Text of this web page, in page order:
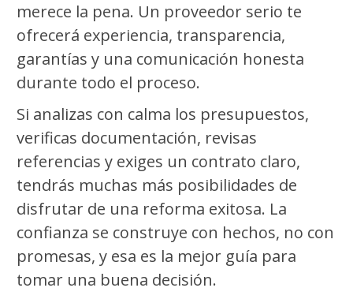
merece la pena. Un proveedor serio te
ofrecerá experiencia, transparencia,
garantías y una comunicación honesta
durante todo el proceso.
Si analizas con calma los presupuestos,
verificas documentación, revisas
referencias y exiges un contrato claro,
tendrás muchas más posibilidades de
disfrutar de una reforma exitosa. La
confianza se construye con hechos, no con
promesas, y esa es la mejor guía para
tomar una buena decisión.